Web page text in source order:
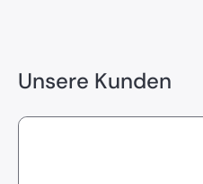
Unsere Kunden